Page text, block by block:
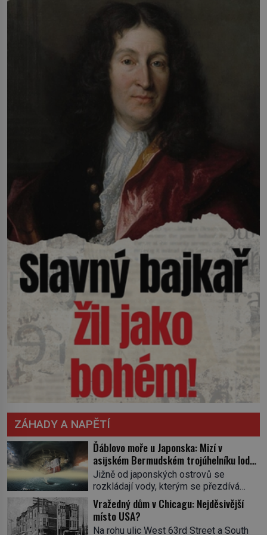
ZÁHADY A NAPĚTÍ
Ďáblovo moře u Japonska: Mizí v
asijském Bermudském trojúhelníku lodě
ve spárech neznámé síly?
Jižně od japonských ostrovů se
rozkládají vody, kterým se přezdívá
Ďáblovo moře. Vypráví se o lodích
mizejících beze stopy, podivných
světlech, zrádných proudech i mořských
Vražedný dům v Chicagu: Nejděsivější
místo USA?
Na rohu ulic West 63rd Street a South